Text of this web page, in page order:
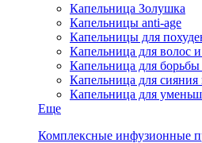
Капельница Золушка
Капельницы anti-age
Капельницы для
Капельница для волос
Капельница для борьбы
Капельница для сияния
Капельница для
Еще
Комплексные инфузионные